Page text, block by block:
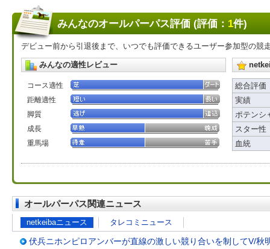
みんなのオールパーパス評価 (評価： 1件)
デビュー前から引退後まで、いつでも評価できるユーザー参加型の競
みんなの適性レビュー
コース適性
距離適性
脚質
成長
重馬場
総合評価
実績
ポテンシ
スター性
血統
オールパーパス関連ニュース
netkeibaニュース タレコミニュース
伏兵ニホンピロアンバーが直線の激しい競り合いを制してV/秋